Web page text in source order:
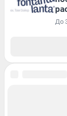
До